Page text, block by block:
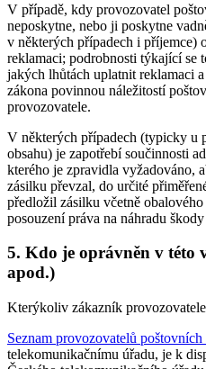
V případě, kdy provozovatel
neposkytne, nebo ji poskytne
v některých případech i příjemce)
reklamaci; podrobnosti týkající se
jakých lhůtách uplatnit reklamaci
zákona povinnou náležitostí
provozovatele.
V některých případech (typicky u
obsahu) je zapotřebí součinnosti
kterého je zpravidla vyžadováno,
zásilku převzal, do určité
předložil zásilku včetně
posouzení práva na náhradu
5. Kdo je oprávněn v této
apod.)
Kterýkoliv zákazník
Seznam provozovatelů poštovních
telekomunikačnímu úřadu, je k